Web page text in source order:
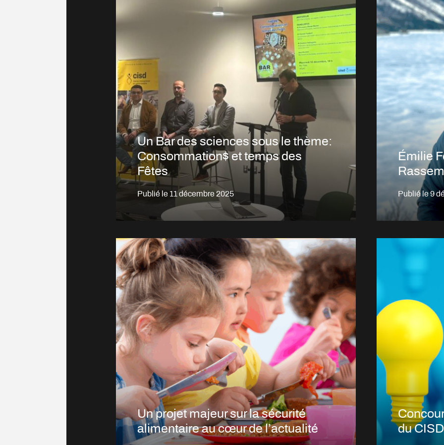
Un Bar des sciences sous le thème:
Consommation$ et temps des
Fêtes
Publié le 11 décembre 2025
Émilie
Publié le9
Un projet majeur sur la sécurité
alimentaire au cœur de l’actualité
du CISD